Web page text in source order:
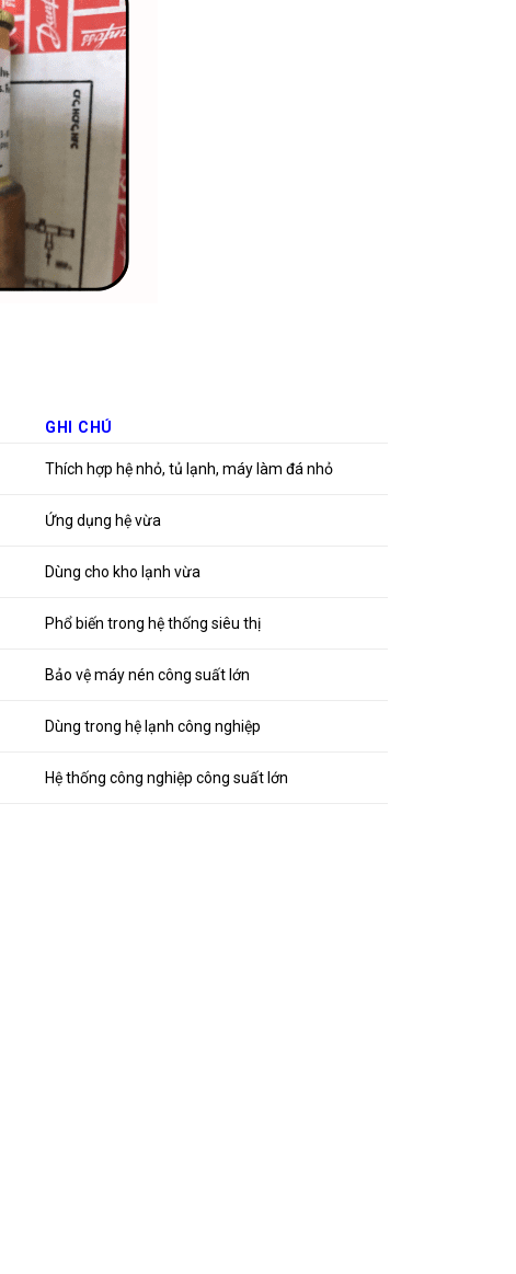
GHI CHÚ
Thích hợp hệ nhỏ, tủ lạnh, máy làm đá nhỏ
Ứng dụng hệ vừa
Dùng cho kho lạnh vừa
Phổ biến trong hệ thống siêu thị
Bảo vệ máy nén công suất lớn
Dùng trong hệ lạnh công nghiệp
Hệ thống công nghiệp công suất lớn